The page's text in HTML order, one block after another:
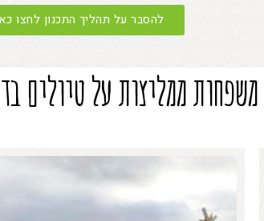
להסבר על תהליך התכנון לחצו
משפחות ממליצות על טיולים